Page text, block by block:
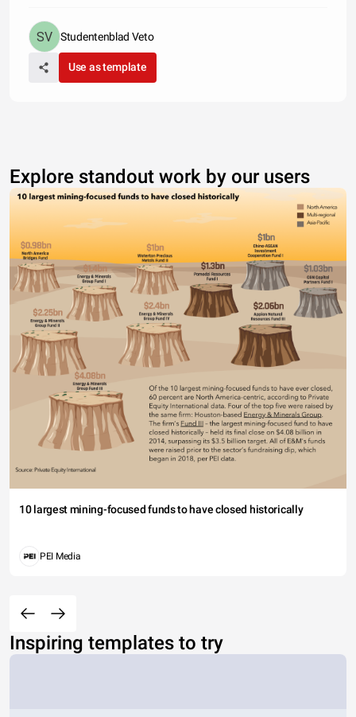
Studentenblad Veto
Use as template
Explore standout work by our users
10 largest mining-focused funds to have closed historically
PEI Media
Inspiring templates to try